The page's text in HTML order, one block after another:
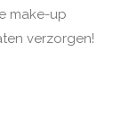
make-up
verzorgen!